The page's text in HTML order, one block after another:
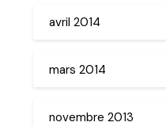
avril 2014
mars 2014
novembre 2013